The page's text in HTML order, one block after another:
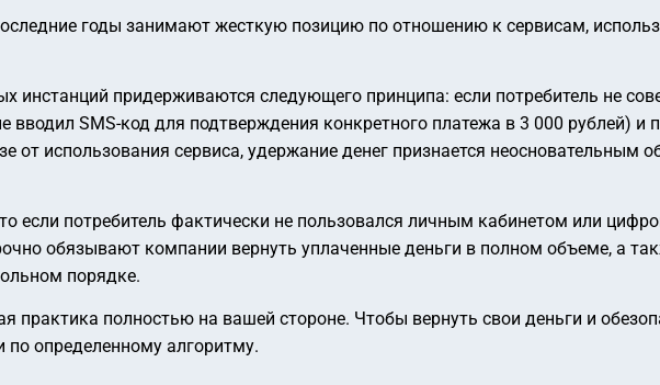
годы занимают жесткую позицию по отношению к сервисам,
инстанций придерживаются следующего принципа: если потребитель не
вводил SMS-код для подтверждения конкретного платежа в 3 000 рублей) и
от использования сервиса, удержание денег признается
если потребитель фактически не пользовался личным кабинетом или
обязывают компании вернуть уплаченные деньги в полном объеме, а
порядке.
практика полностью на вашей стороне. Чтобы вернуть свои деньги и
по определенному алгоритму.